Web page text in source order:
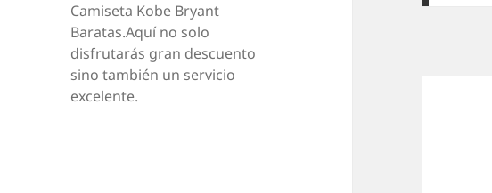
Camiseta Kobe Bryant
Baratas.Aquí no solo
disfrutarás gran descuento
sino también un servicio
excelente.